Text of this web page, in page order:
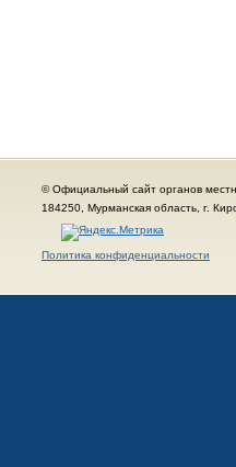
© Официальный сайт органов
184250, Мурманская область, г.
Политика конфиденциальности